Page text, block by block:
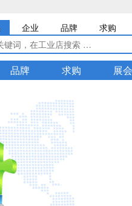
企业 品牌 求购
品牌 求购 展会